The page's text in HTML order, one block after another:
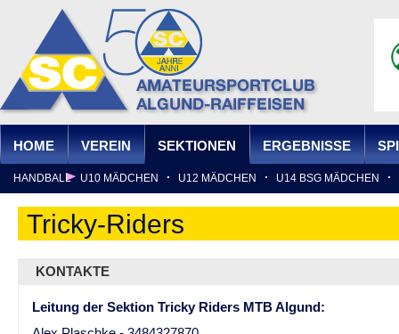
HOME VEREIN SEKTIONEN ERGEBNISSE
HANDBALL U10 MÄDCHEN U12 MÄDCHEN U14 BSG MÄDCHEN
Tricky-Riders
KONTAKTE
Leitung der Sektion Tricky Riders MTB Algund: